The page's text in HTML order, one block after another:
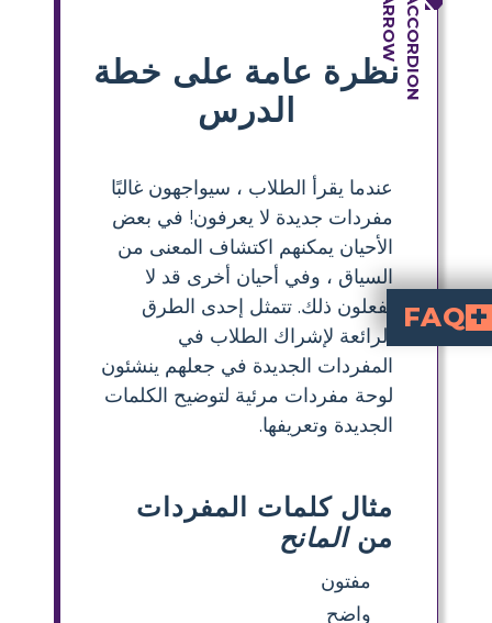
نظرة عامة على خطة
الدرس
عندما يقرأ الطلاب ، سيواجهون غالبًا
مفردات جديدة لا يعرفون! في بعض
الأحيان يمكنهم اكتشاف المعنى من
السياق ، وفي أحيان أخرى قد لا
يفعلون ذلك. تتمثل إحدى الطرق
الرائعة لإشراك الطلاب في
المفردات الجديدة في جعلهم ينشئون
لوحة مفردات مرئية لتوضيح الكلمات
الجديدة وتعريفها.
مثال كلمات المفردات
منالمانح
مفتون
واضح
FAQ